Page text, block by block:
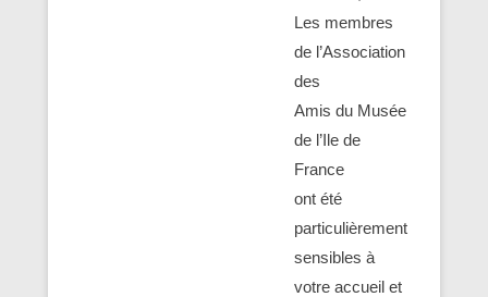
Les membres
de l’Association
des
Amis du Musée
de l’Ile de
France
ont été
particulièrement
sensibles à
votre accueil et